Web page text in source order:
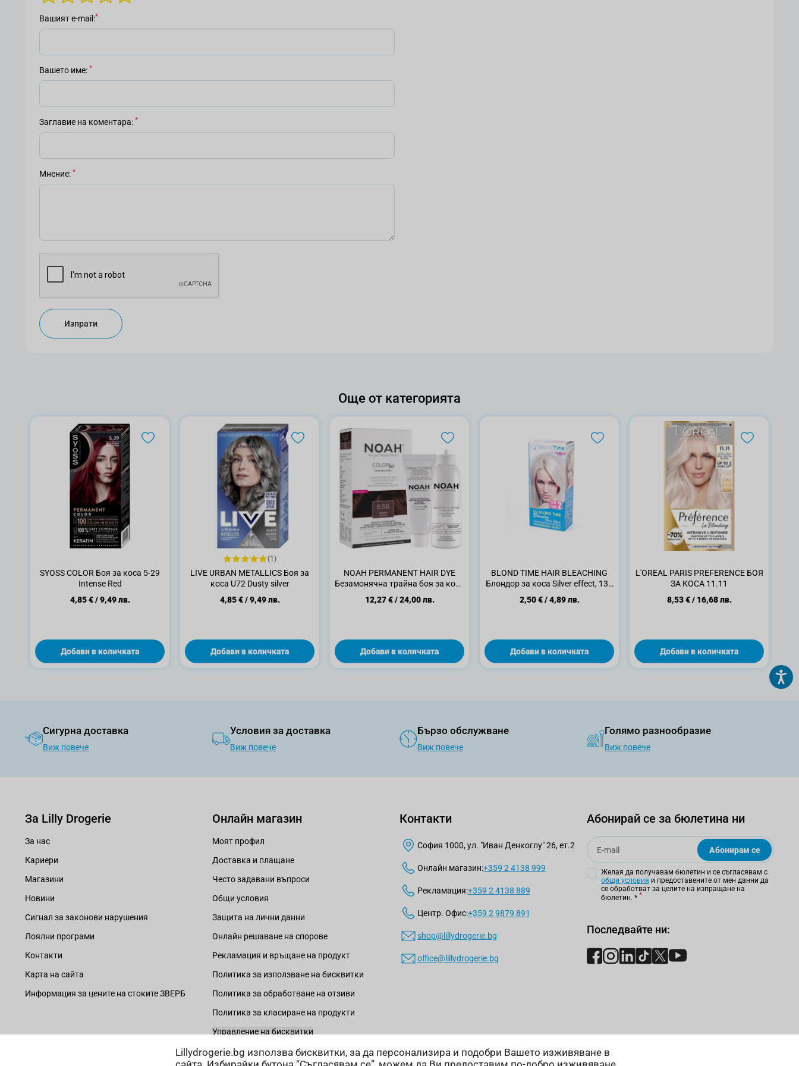
Lillydrogerie.bg използва бисквитки, за да персонализира и подобри Вашето изживяване в
Вашият е-mail
Вашето име
Заглавие на коментара
Мнение
Изпрати
Още от категорията
SYOSS COLOR Боя за коса 5-29
Intense Red
4,85 €/9,49 лв.
Добави в количката
(1)
LIVE URBAN METALLICS Боя за
коса U72 Dusty silver
4,85 €/9,49 лв.
Добави в количката
NOAH PERMANENT HAIR DYE
Безамонячна трайна боя за коса
12,27 €/24,00 лв.
Добави в количката
BLOND TIME HAIR BLEACHING
Блондор за коса Silver effect, 135
2,50 €/4,89 лв.
Добави в количката
L'OREAL PARIS PREFERENCE БОЯ
ЗА КОСА 11.11
8,53 €/ 16,68 лв.
Добави в количката
Сигурна доставка
Виж повече
Условия за доставка
Виж повече
Бързо обслужване
Виж повече
Голямо разнообразие
Виж повече
За Lilly Drogerie
За нас
Кариери
Магазини
Новини
Сигнал за законови нарушения
Лоялни програми
Контакти
Карта на сайта
Информация за цените на стоките ЗВЕРБ
Онлайн магазин
Моят профил
Доставка и плащане
Често задавани въпроси
Общи условия
Защита на лични данни
Онлайн решаване на спорове
Рекламация и връщане на продукт
Политика за използване на бисквитки
Политика за обработване на отзиви
Политика за класиране на продукти
Управление на бисквитки
Контакти
София 1000, ул. "Иван Денкоглу" 26, ет.2
Онлайн магазин:+359 2 4138 999
Рекламация:+359 2 4138 889
Центр. Офис:+359 2 9879 891
shop@lillydrogerie.bg
office@lillydrogerie.bg
Абонирай се за бюлетина ни
Email
Абонирам се
Желая да получавам бюлетин и се съгласявам с
общи условия и предоставените от мен данни да
се обработват за целите на изпращане на
бюлетин. *
Последвайте ни: